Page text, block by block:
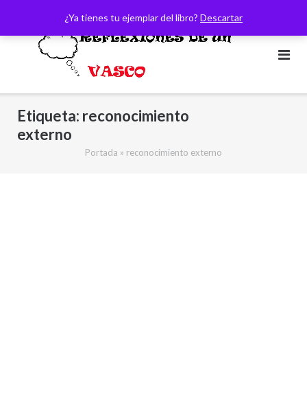
¿Ya tienes tu ejemplar del libro? Descartar
contenido
Etiqueta: reconocimiento
externo
Portada » reconocimiento externo